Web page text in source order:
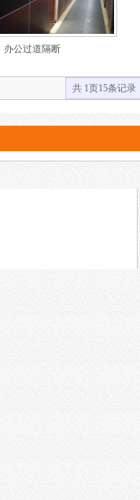
办公过道隔断
共 1页15条记录